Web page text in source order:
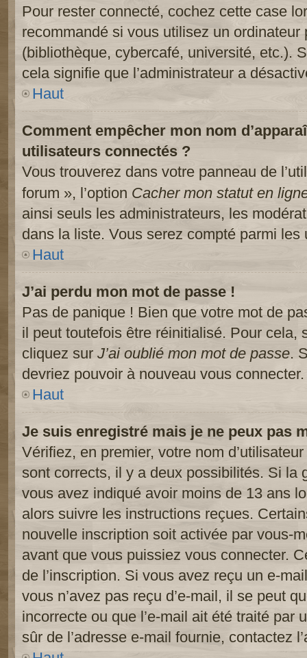
Pour rester connecté, cochez cette case
recommandé si vous utilisez un
(bibliothèque, cybercafé, université, etc.).
cela signifie que l’administrateur a
Haut
Comment empêcher mon nom
utilisateurs connectés ?
Vous trouverez dans votre panneau de
forum », l’option Cacher mon statut en
ainsi seuls les administrateurs, les
dans la liste. Vous serez compté parmi
Haut
J’ai perdu mon mot de passe !
Pas de panique ! Bien que votre mot de
il peut toutefois être réinitialisé. Pour cela,
cliquez sur J’ai oublié mon mot de passe.
devriez pouvoir à nouveau vous connecter.
Haut
Je suis enregistré mais je ne peux pas
Vérifiez, en premier, votre nom
sont corrects, il y a deux possibilités. Si la
vous avez indiqué avoir moins de 13 ans
alors suivre les instructions reçues.
nouvelle inscription soit activée par vous-
avant que vous puissiez vous connecter.
de l’inscription. Si vous avez reçu un e-
vous n’avez pas reçu d’e-mail, il se peut
incorrecte ou que l’e-mail ait été traité par
sûr de l’adresse e-mail fournie, contactez